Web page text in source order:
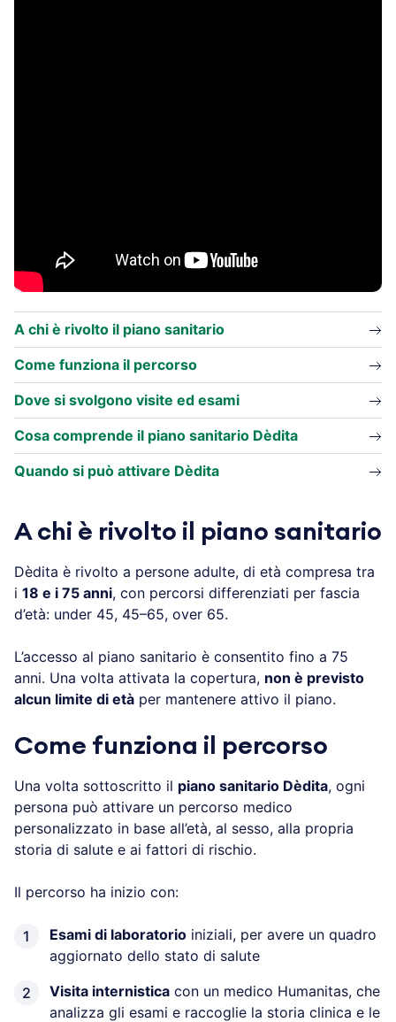
A chi è rivolto il piano sanitario
Come funziona il percorso
Dove si svolgono visite ed esami
Cosa comprende il piano sanitario Dèdita
Quando si può attivare Dèdita
A chi è rivolto il piano sanitario
Dèdita è rivolto a persone adulte, di età compresa tra
i 18 e i 75 anni, con percorsi differenziati per fascia
d’età: under 45, 45–65, over 65.
L’accesso al piano sanitario è consentito fino a 75
anni. Una volta attivata la copertura, non è previsto
alcun limite di età per mantenere attivo il piano.
Come funziona il percorso
Una volta sottoscritto il piano sanitario Dèdita, ogni
persona può attivare un percorso medico
personalizzato in base all’età, al sesso, alla propria
storia di salute e ai fattori di rischio.
Il percorso ha inizio con:
Esami di laboratorio iniziali, per avere un quadro
aggiornato dello stato di salute
Visita internistica con un medico Humanitas, che
analizza gli esami e raccoglie la storia clinica e le